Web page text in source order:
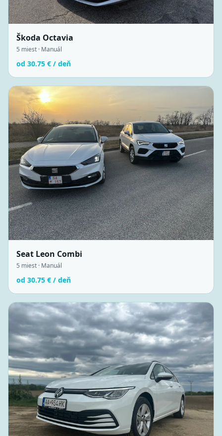
Škoda Octavia
5 miest · Manuál
od 30.75 € / deň
Seat Leon Combi
5 miest · Manuál
od 30.75 € / deň